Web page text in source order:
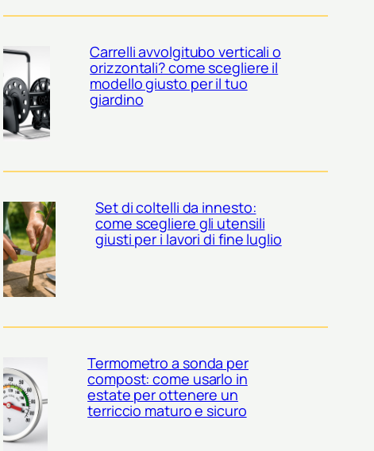
Carrelli avvolgitubo verticali o
orizzontali? come scegliere il
modello giusto per il tuo
giardino
Set di coltelli da innesto:
come scegliere gli utensili
giusti per i lavori di fine luglio
Termometro a sonda per
compost: come usarlo in
estate per ottenere un
terriccio maturo e sicuro